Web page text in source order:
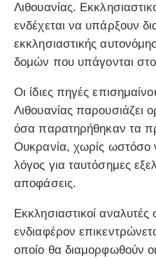
Λιθουανίας.
ενδέχεται να υπάρξουν
εκκλησιαστικής
δομών που υπάγονται στο
Οι ίδιες πηγές
Λιθουανίας παρουσιάζει
όσα παρατηρήθηκαν τα
Ουκρανία, χωρίς ωστόσο
λόγος για ταυτόσημες
αποφάσεις.
Εκκλησιαστικοί αναλυτές
ενδιαφέρον
οποίο θα διαμορφωθούν